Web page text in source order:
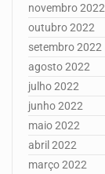
novembro 2022
outubro 2022
setembro 2022
agosto 2022
julho 2022
junho 2022
maio 2022
abril 2022
março 2022